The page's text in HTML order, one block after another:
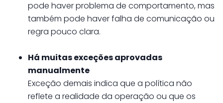
pode haver problema de comportamento, mas
também pode haver falha de comunicação ou
regra pouco clara.
Há muitas exceções aprovadas
manualmente
Exceção demais indica que a política não
reflete a realidade da operação ou que os